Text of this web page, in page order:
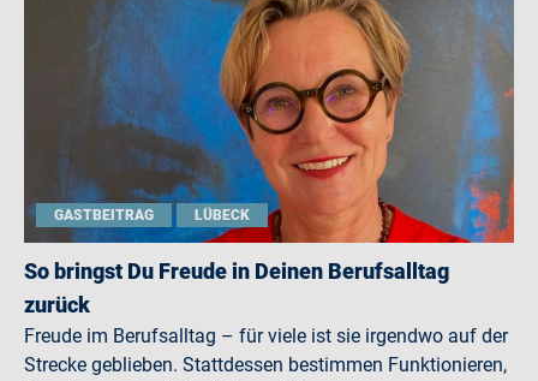
GASTBEITRAG LÜBECK
So bringst Du Freude in Deinen Berufsalltag
zurück
Freude im Berufsalltag – für viele ist sie irgendwo auf der
Strecke geblieben. Stattdessen bestimmen Funktionieren,